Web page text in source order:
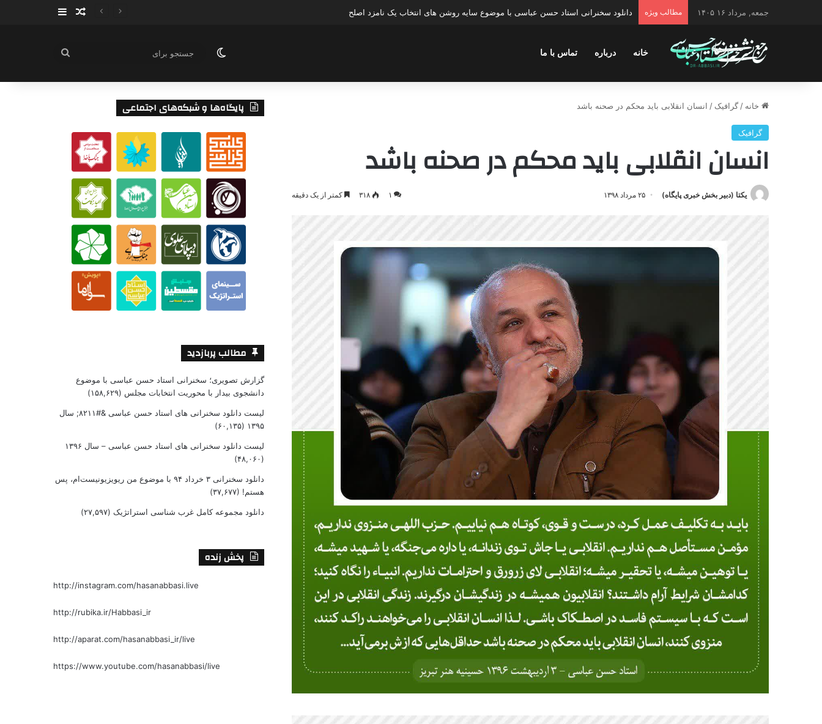
جمعه, مرداد ۱۶ ۱۴۰۵ مطالب ویژه دانلود سخنرانی استاد حسن عباسی با موضوع چهار انتخاب ۱۴۰۰ نوشته تصادفی
سایدبار
خانه درباره تماس با ما تغییر پوسته
جستجو
خانه / گرافیک / انسان انقلابی باید محکم در صحنه باشد
گرافیک
انسان انقلابی باید محکم در صحنه باشد
یکتا (دبیر بخش خبری پایگاه) ۲۵ مرداد ۱۳۹۸ ۱ ۳۱۸ کمتر از یک دقیقه
پایگاه‌ها و شبکه‌های اجتماعی
مطالب پربازدید
گزارش تصویری؛ سخنرانی استاد حسن عباسی با موضوع
دانشجوی بیدار با محوریت انتخابات مجلس (۱۵۸,۶۲۹)
لیست دانلود سخنرانی های استاد حسن عباسی &#۸۲۱۱; سال
۱۳۹۵ (۶۰,۱۳۵)
لیست دانلود سخنرانی های استاد حسن عباسی – سال ۱۳۹۶
(۴۸,۰۶۰)
دانلود سخنرانی ۳ خرداد ۹۴ با موضوع من ریویزیونیست‌ام، پس
هستم! (۳۷,۶۷۷)
دانلود مجموعه کامل غرب شناسی استراتژیک (۲۷,۵۹۷)
پخش زنده
http://instagram.com/hasanabbasi.live
http://rubika.ir/Habbasi_ir
http://aparat.com/hasanabbasi_ir/live
https://www.youtube.com/hasanabbasi/live